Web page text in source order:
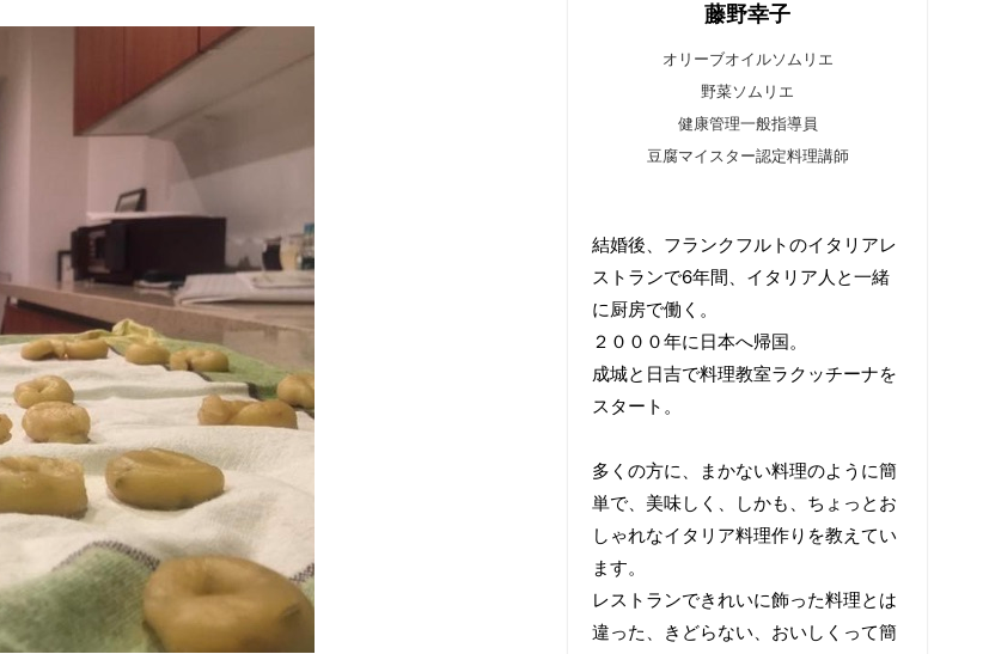
藤野幸子
オリーブオイルソムリエ
野菜ソムリエ
健康管理一般指導員
豆腐マイスター認定料理講師
結婚後、フランクフルトのイタリアレ
ストランで6年間、イタリア人と一緒
に厨房で働く。
２０００年に日本へ帰国。
成城と日吉で料理教室ラクッチーナを
スタート。
多くの方に、まかない料理のように簡
単で、美味しく、しかも、ちょっとお
しゃれなイタリア料理作りを教えてい
ます。
レストランできれいに飾った料理とは
違った、きどらない、おいしくって簡